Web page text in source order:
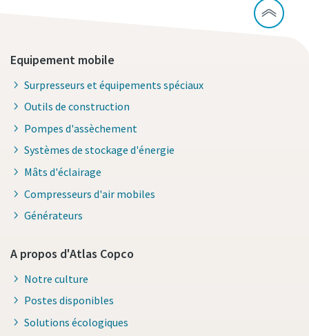
Equipement mobile
Surpresseurs et équipements spéciaux
Outils de construction
Pompes d'assèchement
Systèmes de stockage d'énergie
Mâts d'éclairage
Compresseurs d'air mobiles
Générateurs
A propos d'Atlas Copco
Notre culture
Postes disponibles
Solutions écologiques